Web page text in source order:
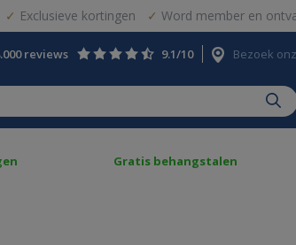
Exclusieve kortingen Word member en
reviews 9.1/10 Bezoek
Gratis behangstalen